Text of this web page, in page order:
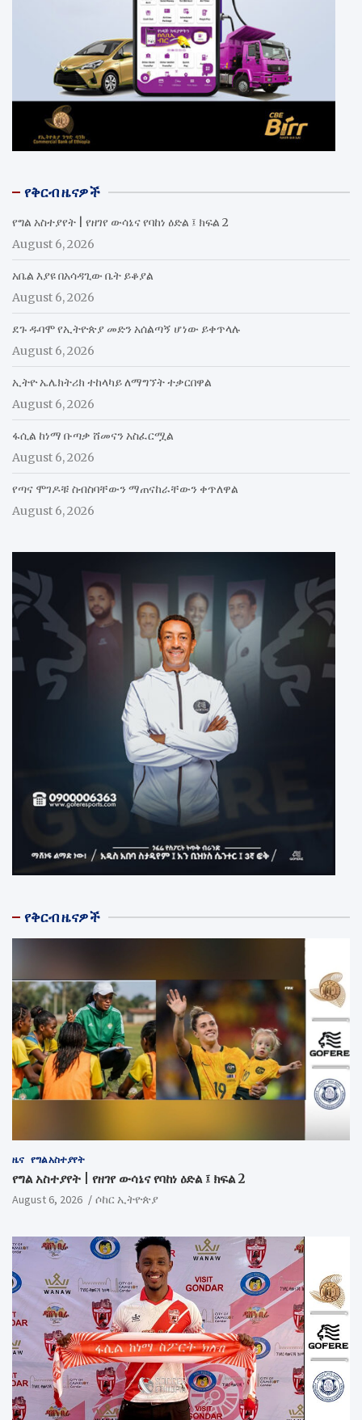
የቅርብ ዜናዎች
የግል አስተያየት | የዘገየ ውሳኔና የባከነ ዕድል ፤ ክፍል 2
August 6, 2026
አቤል እያዩ በአሳዳጊው ቤት ይቆያል
August 6, 2026
ደጉ ዱባሞ የኢትዮጵያ መድን አሰልጣኝ ሆነው ይቀጥላሉ
August 6, 2026
ኢትዮ ኤሌክትሪክ ተከላካይ ለማግኘት ተቃርበዋል
August 6, 2026
ፋሲል ከነማ ቡጣቃ ሸመናን አስፈርሟል
August 6, 2026
የጣና ሞገዶቹ ስብስባቸውን ማጠናከራቸውን ቀጥለዋል
August 6, 2026
የቅርብ ዜናዎች
ዜና የግል አስተያየት
የግል አስተያየት | የዘገየ ውሳኔና የባከነ ዕድል ፤ ክፍል 2
August 6, 2026 ሶከር ኢትዮጵያ